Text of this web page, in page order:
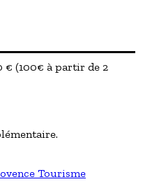
€ (100€ à partir de 2
Tourisme